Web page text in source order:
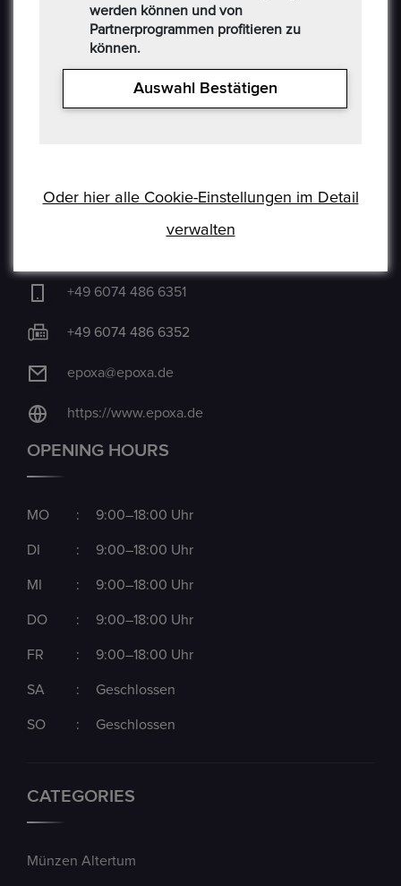
Kommissionsgebühren
Allgemeine Bestimmungen
Social-Media AGB
Haftungsausschluss
+49 6074 486 6351
+49 6074 486 6352
epoxa@epoxa.de
https://www.epoxa.de
OPENING HOURS
MO : 9:00–18:00 Uhr
DI : 9:00–18:00 Uhr
MI : 9:00–18:00 Uhr
DO : 9:00–18:00 Uhr
FR : 9:00–18:00 Uhr
SA : Geschlossen
SO : Geschlossen
CATEGORIES
Münzen Altertum
werden können und von
Partnerprogrammen profitieren zu
können.
Auswahl Bestätigen
Oder hier alle Cookie-Einstellungen im Detail
verwalten